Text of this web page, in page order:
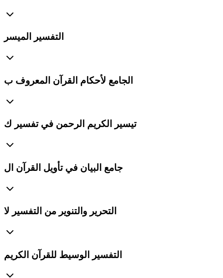
التفسير الميسر
الجامع لأحكام القرآن المعروف ب
تيسير الكريم الرحمن في تفسير ك
جامع البيان في تأويل القرآن ال
التحرير والتنوير من التفسير لا
التفسير الوسيط للقرآن الكريم